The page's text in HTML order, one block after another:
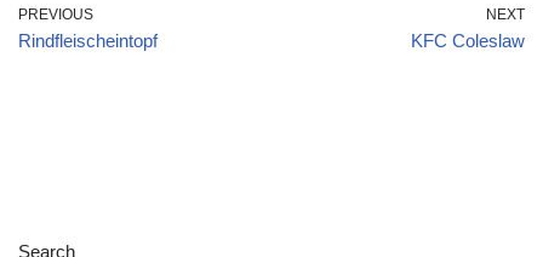
PREVIOUS
Rindfleischeintopf
NEXT
KFC Coleslaw
Search